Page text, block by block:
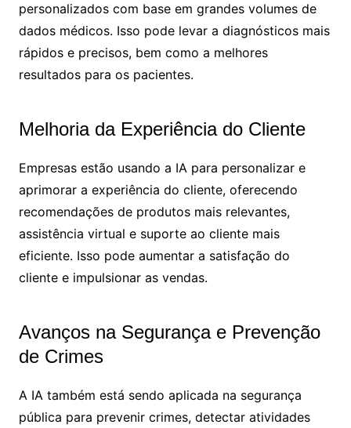
personalizados com base em grandes volumes de
dados médicos. Isso pode levar a diagnósticos mais
rápidos e precisos, bem como a melhores
resultados para os pacientes.
Melhoria da Experiência do Cliente
Empresas estão usando a IA para personalizar e
aprimorar a experiência do cliente, oferecendo
recomendações de produtos mais relevantes,
assistência virtual e suporte ao cliente mais
eficiente. Isso pode aumentar a satisfação do
cliente e impulsionar as vendas.
Avanços na Segurança e Prevenção
de Crimes
A IA também está sendo aplicada na segurança
pública para prevenir crimes, detectar atividades